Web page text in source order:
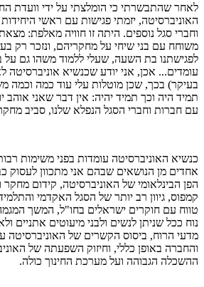
לאחר שהתבשרתי כי הומלצתי על ידי וועדת
האוניברסיטה, יזמתי פגישות עם ראשי
וחברי סגל נוספים. היתה זו חוויה מאלפת:
משוחח עם בני שיחי על מחקריהם, ונזכר רק
לפגישתנו בת השעה, שעלי ללמוד משהו גם
עומדים... אכן, אני יודע שכנשיא אוניברסיטה
בעיקר) בכך, שכן מוטלות עלי עוד כמה וכמה
תמיד היה וכך תמיד יהיה: אין דבר שאני
עם חברות וחברי הסגל הנפלא שלנו, סביב
כנשיא האוניברסיטה עומדות בפני משימות
אחדים מן הנושאים שבהם אני מתכוון לעסוק
הפן הבינלאומי של האוניברסיטה, קידום מחקר
קמפוס, גיוון רב יותר של הסגל האקדמי
טווח עם חוקרים ישראלים בחו"ל, המשך
נוח ככל שניתן לנשים ולבני מיעוטים אתניים
מדעי הרוח, ביסוס הקשרים של
והחברה באופן כללי, וחיזוק השפעתה של
ההשכלה הגבוהה ועל מערכת החינוך כולה.